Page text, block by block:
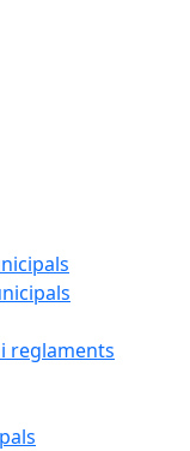
reglaments